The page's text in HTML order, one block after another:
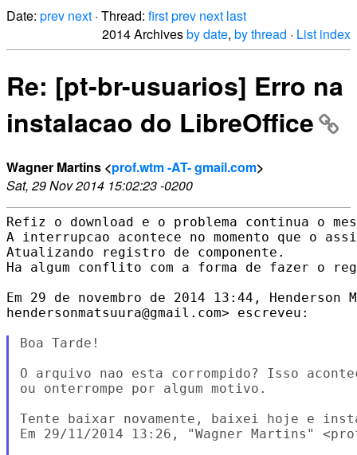
Date: prev next · Thread: firstprev next last
2014 Archivesby date, by thread · List index
Re: [pt-br-usuarios] Erro na
instalacao do LibreOffice
Wagner Martins <prof.wtm -AT- gmail.com>
Sat, 29 Nov 2014 15:02:23 -0200
Refiz o download e o problema continua o
A interrupcao acontece no momento que o
Atualizando registro de componente.
Ha algum conflito com a forma de fazer o
Em 29 de novembro de 2014 13:44, Henderson
hendersonmatsuura@gmail.com> escreveu:
Boa Tarde!
O arquivo nao esta corrompido? Isso
ou onterrompe por algum motivo.
Tente baixar novamente, baixei hoje e
Em 29/11/2014 13:26, "Wagner Martins"